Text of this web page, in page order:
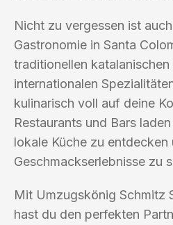
Nicht zu vergessen ist
Gastronomie in Santa
traditionellen
internationalen
kulinarisch voll auf deine
Restaurants und Bars
lokale Küche zu entdecken
Geschmackserlebnisse zu
Mit Umzugskönig Schmitz
hast du den perfekten